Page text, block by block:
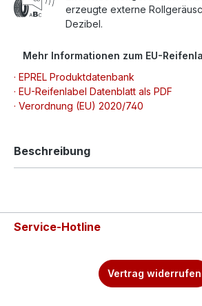
erzeugte externe
Dezibel.
Mehr Informationen zum EU-
· EPREL Produktdatenbank
· EU-Reifenlabel Datenblatt als PDF
· Verordnung (EU) 2020/740
Beschreibung
Service-Hotline
Vertrag widerrufen